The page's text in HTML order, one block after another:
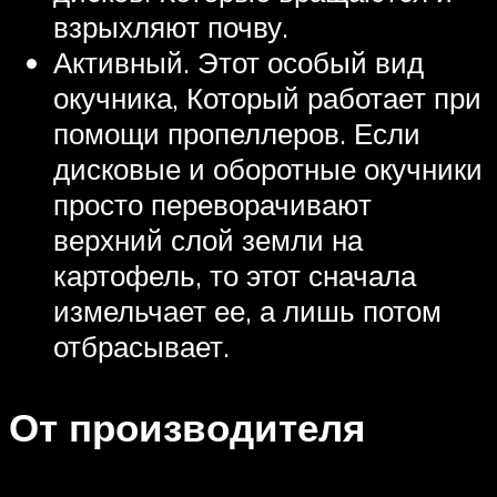
взрыхляют почву.
Активный. Этот особый вид
окучника, Который работает при
помощи пропеллеров. Если
дисковые и оборотные окучники
просто переворачивают
верхний слой земли на
картофель, то этот сначала
измельчает ее, а лишь потом
отбрасывает.
От производителя